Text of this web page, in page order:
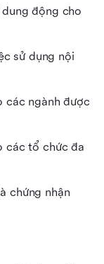
động cho
sử dụng nội
các ngành được
các tổ chức đa
chứng nhận